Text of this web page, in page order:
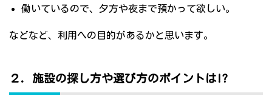
働いているので、夕方や夜まで預かって欲しい。
などなど、利用への目的があるかと思います。
２．施設の探し方や選び方のポイントは!?